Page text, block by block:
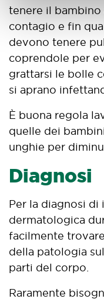
tenere il bambino
contagio e fin
devono tenere
coprendole per
grattarsi le bolle
si aprano
È buona regola
quelle dei
unghie per
Diagnosi
Per la diagnosi di
dermatologica
facilmente
della patologia
parti del corpo.
Raramente